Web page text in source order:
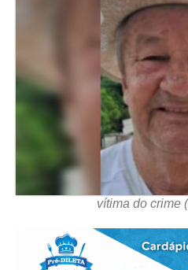
vítima do crime